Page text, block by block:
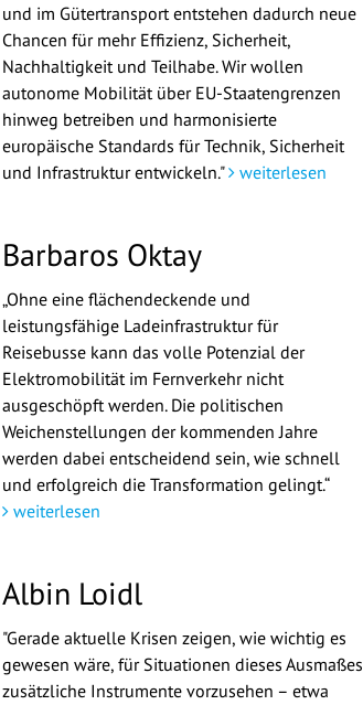
und im Gütertransport entstehen dadurch neue
Chancen für mehr Effizienz, Sicherheit,
Nachhaltigkeit und Teilhabe. Wir wollen
autonome Mobilität über EU-Staatengrenzen
hinweg betreiben und harmonisierte
europäische Standards für Technik, Sicherheit
und Infrastruktur entwickeln." weiterlesen
Barbaros Oktay
„Ohne eine flächendeckende und
leistungsfähige Ladeinfrastruktur für
Reisebusse kann das volle Potenzial der
Elektromobilität im Fernverkehr nicht
ausgeschöpft werden. Die politischen
Weichenstellungen der kommenden Jahre
werden dabei entscheidend sein, wie schnell
und erfolgreich die Transformation gelingt.“
weiterlesen
Albin Loidl
"Gerade aktuelle Krisen zeigen, wie wichtig es
gewesen wäre, für Situationen dieses Ausmaßes
zusätzliche Instrumente vorzusehen – etwa